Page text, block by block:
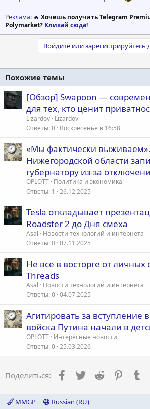
Реклама: 🔥 Хочешь получить Telegram
Polymarket? Кликай сюда!
Войдите или зарегистрируйтесь
Похожие темы
[Обзор] Swapoon —
для тех, кто ценит
Lizardov Lizardov
Ответы 0 Воскресенье в 16:58
«Мы фактически
Нижегородской области
губернатору из-за
OPLOTT Политика и экономика
Ответы 1 26.12.2025
Tesla откладывает
Roadster 2 до Дня смеха
Asal
Новости технологий и интернета
Ответы 0 07.11.2025
Не все в восторге от
Threads
Asal
Новости технологий и интернета
Ответы 0 04.07.2025
Агитировать за вступление
войска Путина начали в
OPLOTT Интересные новости
Ответы 0 25.03.2026
Поделиться: Facebook
Twitter Reddit
MMGP Russian (RU)